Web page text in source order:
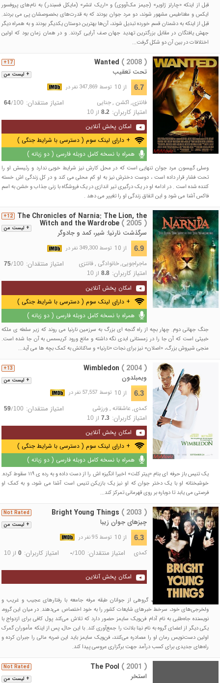
قبل از اینکه «چارلز ژاویر» (جیمز مک‌آووی) و «اریک لنشر» (مایکل فسبندر) به نام‌های پروفسور
ایکس و مغناطیس مشهور شوند، دو مرد جوان بودند که به قدرت‌های بخصوصشان پی می بردند.
قبل از اینکه به دشمنان قسم خورده تبدیل شوند، آن‌ها بهترین دوستان یکدیگر بودند و به همراه دیگر
جهش یافتگان در مقابل بزرگترین تهدید جهان صف آرایی کردند. و در همان زمان بود که اولین
اختلافات در بین آن دو شکل گرفت...
+ لیست من
17+ Wanted ( 2008 )
تحت تعقیب
6.7 از 10 توسط 347,869 نفر در
فانتزی, اکشن ,جنایی امتیاز منتقدان: 64/100
امتیاز کاربران: 8.2از 10
امکان پخش آنلاین
+ دارای لینک سوم ( دسترسی با شرایط جنگی )
همراه با نسخه کامل دوبله فارسی ( دو زبانه )
وسلی گیبسون مرد جوان تنهایی است که در محل کارش نیز شرایط خوبی ندارد و رئیسش او را
تحت فشار قرار داده است ، دوست دخترش نیز به او کم محلی می کند و در کل زندگی اش خسته
کننده شده است . در ادامه او در یک درگیری تیر اندازی در یک فروشگاه با زنی جذاب و خشن به اسم
فاکس آشنا می شود و این اتفاق زندگی او را تغییر می دهد .
+ لیست من
12+ The Chronicles of Narnia: The Lion, the
Witch and the Wardrobe ( 2005 )
سرگذشت نارنیا: شیر، کمد و جادوگر
6.9 از 10 توسط 349,300 نفر در
ماجراجویی,خانوادگی ,فانتزی امتیاز منتقدان: 75/100
امتیاز کاربران: 8.8از 10
امکان پخش آنلاین
+ دارای لینک سوم ( دسترسی با شرایط جنگی )
همراه با نسخه کامل دوبله فارسی ( دو زبانه )
جنگ جهانی دوم. چهار بچه از راه گنجه ای بزرگ به سرزمین نارنیا می روند که زیر سلطه ی ملکه
خبیثی است که آن جا را در زمستانی ابدی نگه داشته و مانع ورود کریسمس به آن جا شده است.
منجی شیروش بزرگ، «اصلان» نیز برای نجات «نارنیا» و ساکنانش به کمک بچه ها می آید...
+ لیست من
13+ Wimbledon ( 2004 )
ویمبلدون
6.3 از 10 توسط 57,557 نفر در
کمدی, عاشقانه , ورزشی امتیاز منتقدان: 59/100
امتیاز کاربران: 7.3از 10
امکان پخش آنلاین
+ دارای لینک سوم ( دسترسی با شرایط جنگی )
همراه با نسخه کامل دوبله فارسی ( دو زبانه )
یک تنیس باز حرفه ای بنام «پیتر کلت» اخیرا انگیزه اش را از دست داده و به رده ی ۱۱۹ سقوط کرده.
خوشبختانه او با یک دختر جوان که او نیز یک بازیکن تنیس است آشنا می شود، و به کمک او
فرصتی می یابد تا دوباره بر روی قهرمانی تمرکز کند...
+ لیست من
Not Rated Bright Young Things ( 2003 )
چیزهای جوان زیبا
6.3 از 10 توسط 95 نفر در
کمدی امتیاز منتقدان: -/100 امتیاز کاربران: 0از 10
امکان پخش آنلاین
در دهه ۱۹۳۰ در انگلستان، گروهی از جوانان طبقه مرفه جامعه با رفتارهای عجیب و غریب و
ولخرجی‌های خود، سرخط خبرهای شایعات کشور را به خود اختصاص می‌دهند. در میان این گروه،
نویسنده جاه‌طلبی به نام آدام فن‌ویک سایمز حضور دارد که تلاش می‌کند پول کافی برای ازدواج با
یکی دیگر از اعضای گروه به نام نینا بلانت را جمع‌آوری کند. با این حال، پس از اینکه مأموران گمرک
اولین دست‌نویس رمان او را مصادره می‌کنند، فن‌ویک سایمز باید این ضربه مالی را جبران کرده و
راه‌های جدیدی برای کسب درآمد جهت برگزاری عروسی پیدا کند.
+ لیست من
Not Rated The Pool ( 2001 )
استخر